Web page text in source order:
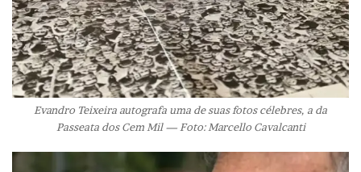
Evandro Teixeira autografa uma de suas fotos célebres, a da
Passeata dos Cem Mil — Foto: Marcello Cavalcanti